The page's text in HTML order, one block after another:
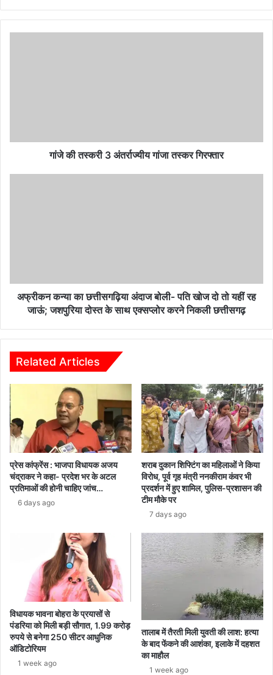
गांजे की तस्करी 3 अंतर्राज्यीय गांजा तस्कर गिरफ्तार
दो
दोस्त
के
साथ
एक्सप्लोर
करने
निकली
छत्तीसगढ़
अफ्रीकन कन्या का छत्तीसगढ़िया अंदाज बोली- पति खोज दो तो यहीं रह
जाऊं; जशपुरिया दोस्त के साथ एक्सप्लोर करने निकली छत्तीसगढ़
Related Articles
प्रेस कांफ्रेंस : भाजपा विधायक अजय
चंद्राकर ने कहा- प्रदेश भर के अटल
प्रतिमाओं की होनी चाहिए जांच…
6 days ago
शराब दुकान शिफ्टिंग का महिलाओं ने किया
विरोध, पूर्व गृह मंत्री ननकीराम कंवर भी
प्रदर्शन में हुए शामिल, पुलिस-प्रशासन की
टीम मौके पर
7 days ago
विधायक भावना बोहरा के प्रयासों से
पंडरिया को मिली बड़ी सौगात, 1.99 करोड़
रुपये से बनेगा 250 सीटर आधुनिक
ऑडिटोरियम
1 week ago
तालाब में तैरती मिली युवती की लाश: हत्या
के बाद फेंकने की आशंका, इलाके में दहशत
का माहौल
1 week ago